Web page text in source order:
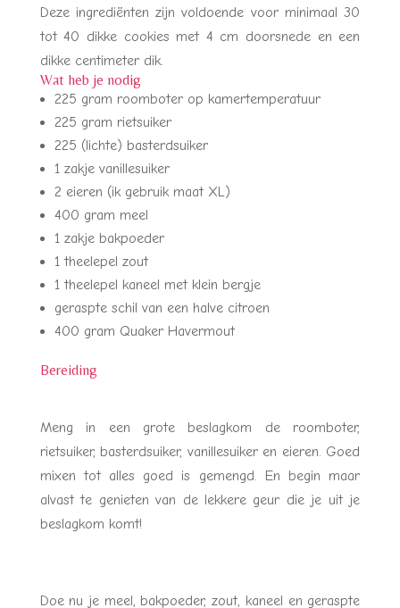
Deze ingrediënten zijn voldoende voor minimaal 30
tot 40 dikke cookies met 4 cm doorsnede en een
dikke centimeter dik.
Wat heb je nodig
225 gram roomboter op kamertemperatuur
225 gram rietsuiker
225 (lichte) basterdsuiker
1 zakje vanillesuiker
2 eieren (ik gebruik maat XL)
400 gram meel
1 zakje bakpoeder
1 theelepel zout
1 theelepel kaneel met klein bergje
geraspte schil van een halve citroen
400 gram Quaker Havermout
Bereiding
Meng in een grote beslagkom de roomboter,
rietsuiker, basterdsuiker, vanillesuiker en eieren. Goed
mixen tot alles goed is gemengd. En begin maar
alvast te genieten van de lekkere geur die je uit je
beslagkom komt!
Doe nu je meel, bakpoeder, zout, kaneel en geraspte